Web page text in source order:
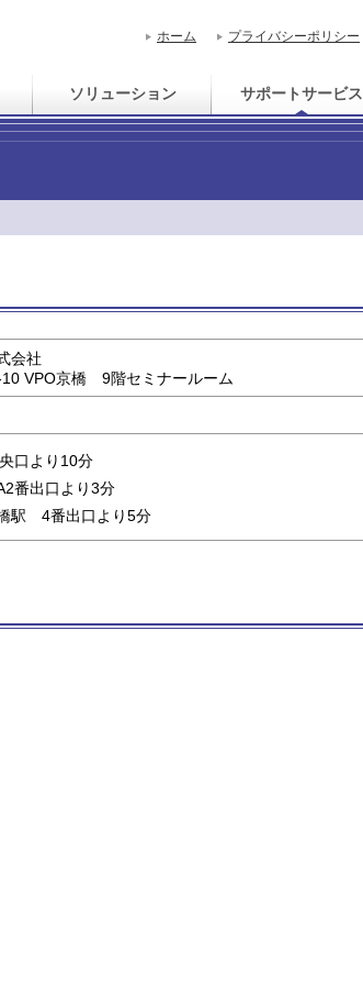
ホーム プライバシーポリシー
ソリューション サポートサービス
会社
VPO京橋 9階セミナールーム
口より10分
番出口より3分
駅 4番出口より5分